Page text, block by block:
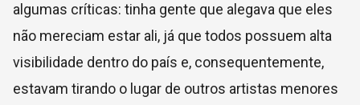
algumas críticas: tinha gente que alegava que eles
não mereciam estar ali, já que todos possuem alta
visibilidade dentro do país e, consequentemente,
estavam tirando o lugar de outros artistas menores